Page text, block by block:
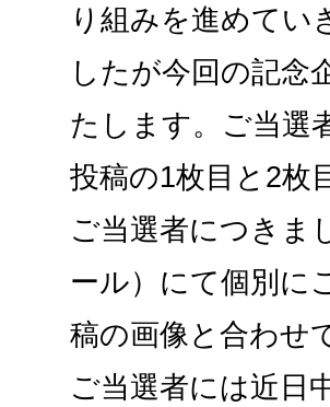
り組みを進めてい
したが今回の記念
たします。ご当選
投稿の1枚目と2枚
ご当選者につきま
ール）にて個別に
稿の画像と合わせ
ご当選者には近日